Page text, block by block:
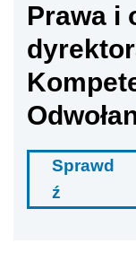
Prawa i
Sprawd
ź